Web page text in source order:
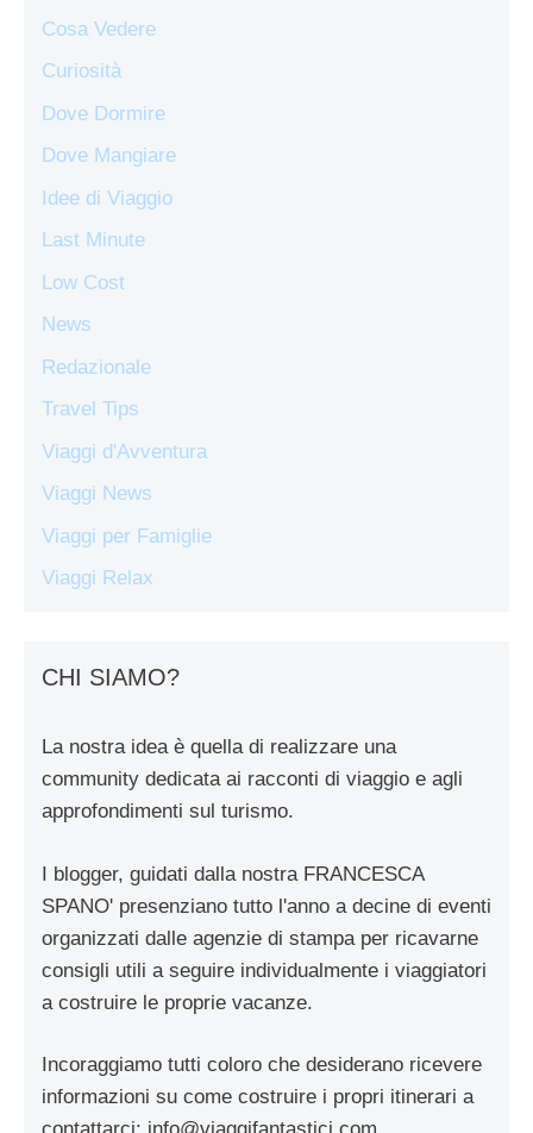
Cosa Vedere
Curiosità
Dove Dormire
Dove Mangiare
Idee di Viaggio
Last Minute
Low Cost
News
Redazionale
Travel Tips
Viaggi d'Avventura
Viaggi News
Viaggi per Famiglie
Viaggi Relax
CHI SIAMO?
La nostra idea è quella di realizzare una
community dedicata ai racconti di viaggio e agli
approfondimenti sul turismo.
I blogger, guidati dalla nostra FRANCESCA
SPANO' presenziano tutto l'anno a decine di eventi
organizzati dalle agenzie di stampa per ricavarne
consigli utili a seguire individualmente i viaggiatori
a costruire le proprie vacanze.
Incoraggiamo tutti coloro che desiderano ricevere
informazioni su come costruire i propri itinerari a